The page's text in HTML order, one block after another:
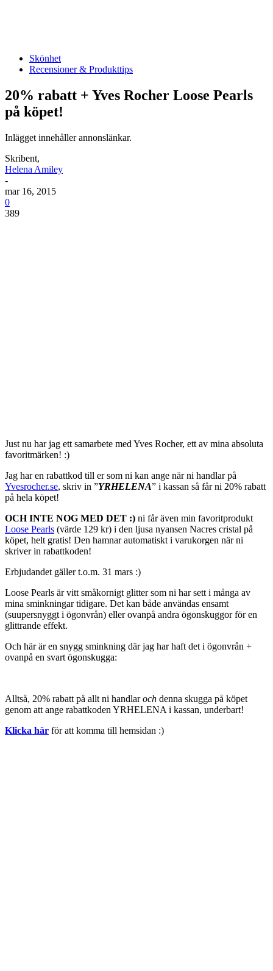
Skönhet
Recensioner & Produkttips
20% rabatt + Yves Rocher Loose Pearls
på köpet!
Inlägget innehåller annonslänkar.
Skribent,
Helena Amiley
-
mar 16, 2015
0
389
Just nu har jag ett samarbete med Yves Rocher, ett av mina absoluta
favoritmärken! :)
Jag har en rabattkod till er som ni kan ange när ni handlar på
Yvesrocher.se, skriv in ”YRHELENA” i kassan så får ni 20% rabatt
på hela köpet!
OCH INTE NOG MED DET :) ni får även min favoritprodukt
Loose Pearls (värde 129 kr) i den ljusa nyansen Nacres cristal på
köpet, helt gratis! Den hamnar automatiskt i varukorgen när ni
skriver in rabattkoden!
Erbjudandet gäller t.o.m. 31 mars :)
Loose Pearls är vitt småkornigt glitter som ni har sett i många av
mina sminkningar tidigare. Det kan både användas ensamt
(suupersnyggt i ögonvrån) eller ovanpå andra ögonskuggor för en
glittrande effekt.
Och här är en snygg sminkning där jag har haft det i ögonvrån +
ovanpå en svart ögonskugga:
Alltså, 20% rabatt på allt ni handlaroch denna skugga på köpet
genom att ange rabattkoden YRHELENA i kassan, underbart!
Klicka här för att komma till hemsidan :)